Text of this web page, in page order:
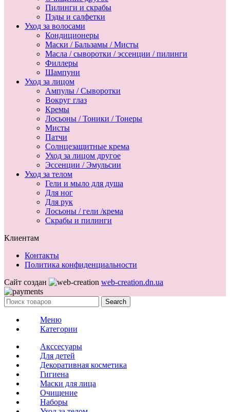
Пилинги и скрабы
Пэды и салфетки
Уход за волосами
Кондиционеры
Маски / Бальзамы / Мисты
Масла / сыворотки / эссенции / пилинги
Филлеры
Шампуни
Уход за лицом
Ампулы / Сыворотки
Вокруг глаз
Кремы
Лосьоны / Тоники / Тонеры
Мисты
Патчи
Солнцезащитные крема
Уход за лицом другое
Эссенции / Эмульсии
Уход за телом
Гели и мыло для душа
Для ног
Для рук
Лосьоны / гели /крема
Скрабы и пилинги
Клиентам
Контакты
Политика конфиденциальности
Сайт создан
web-creation.dn.ua
Search
Меню
Категории
Акссесуары
Для детей
Декоративная косметика
Гигиена
Маски для лица
Очищение
Наборы